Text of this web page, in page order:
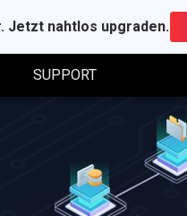
Jetzt nahtlos upgraden.
SUPPORT